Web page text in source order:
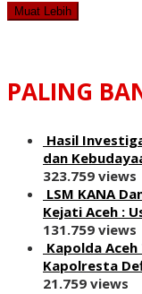
Muat Lebih
PALING
Hasil
dan
323.759 views
LSM KANA
Kejati Aceh :
131.759 views
Kapolda
Kapolresta
21.759 views